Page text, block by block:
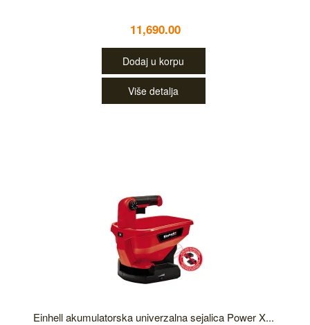
11,690.00
Dodaj u korpu
Više detalja
Einhell akumulatorska univerzalna sejalica Power X...